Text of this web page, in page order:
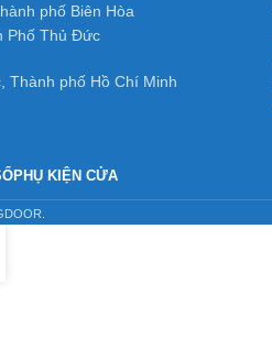
phố Biên Hòa
Phố Thủ Đức
Thành phố Hồ Chí Minh
PHỤ KIỆN CỬA